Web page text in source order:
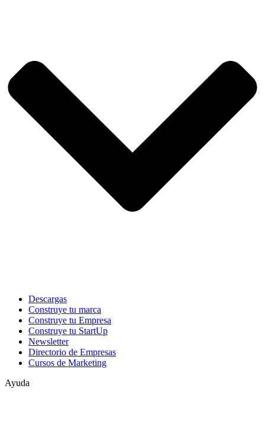
Descargas
Construye tu marca
Construye tu Empresa
Construye tu StartUp
Newsletter
Directorio de Empresas
Cursos de Marketing
Ayuda